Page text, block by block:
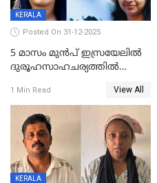
KERALA
Posted On 31-12-2025
5 മാസം മുൻപ് ഇസ്രയേലിൽ
ദുരൂഹസാഹചര്യത്തിൽ
മലയാളി യുവാവിന്റെ ഭാര്യയും
മരിച്ചു
1 Min Read View All
KERALA